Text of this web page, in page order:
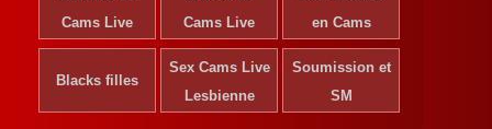
Cams Live
Cams Live
en Cams
Blacks filles
Sex Cams Live
Lesbienne
Soumission et
SM